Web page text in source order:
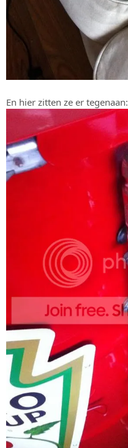
En hier zitten ze er tegenaan: